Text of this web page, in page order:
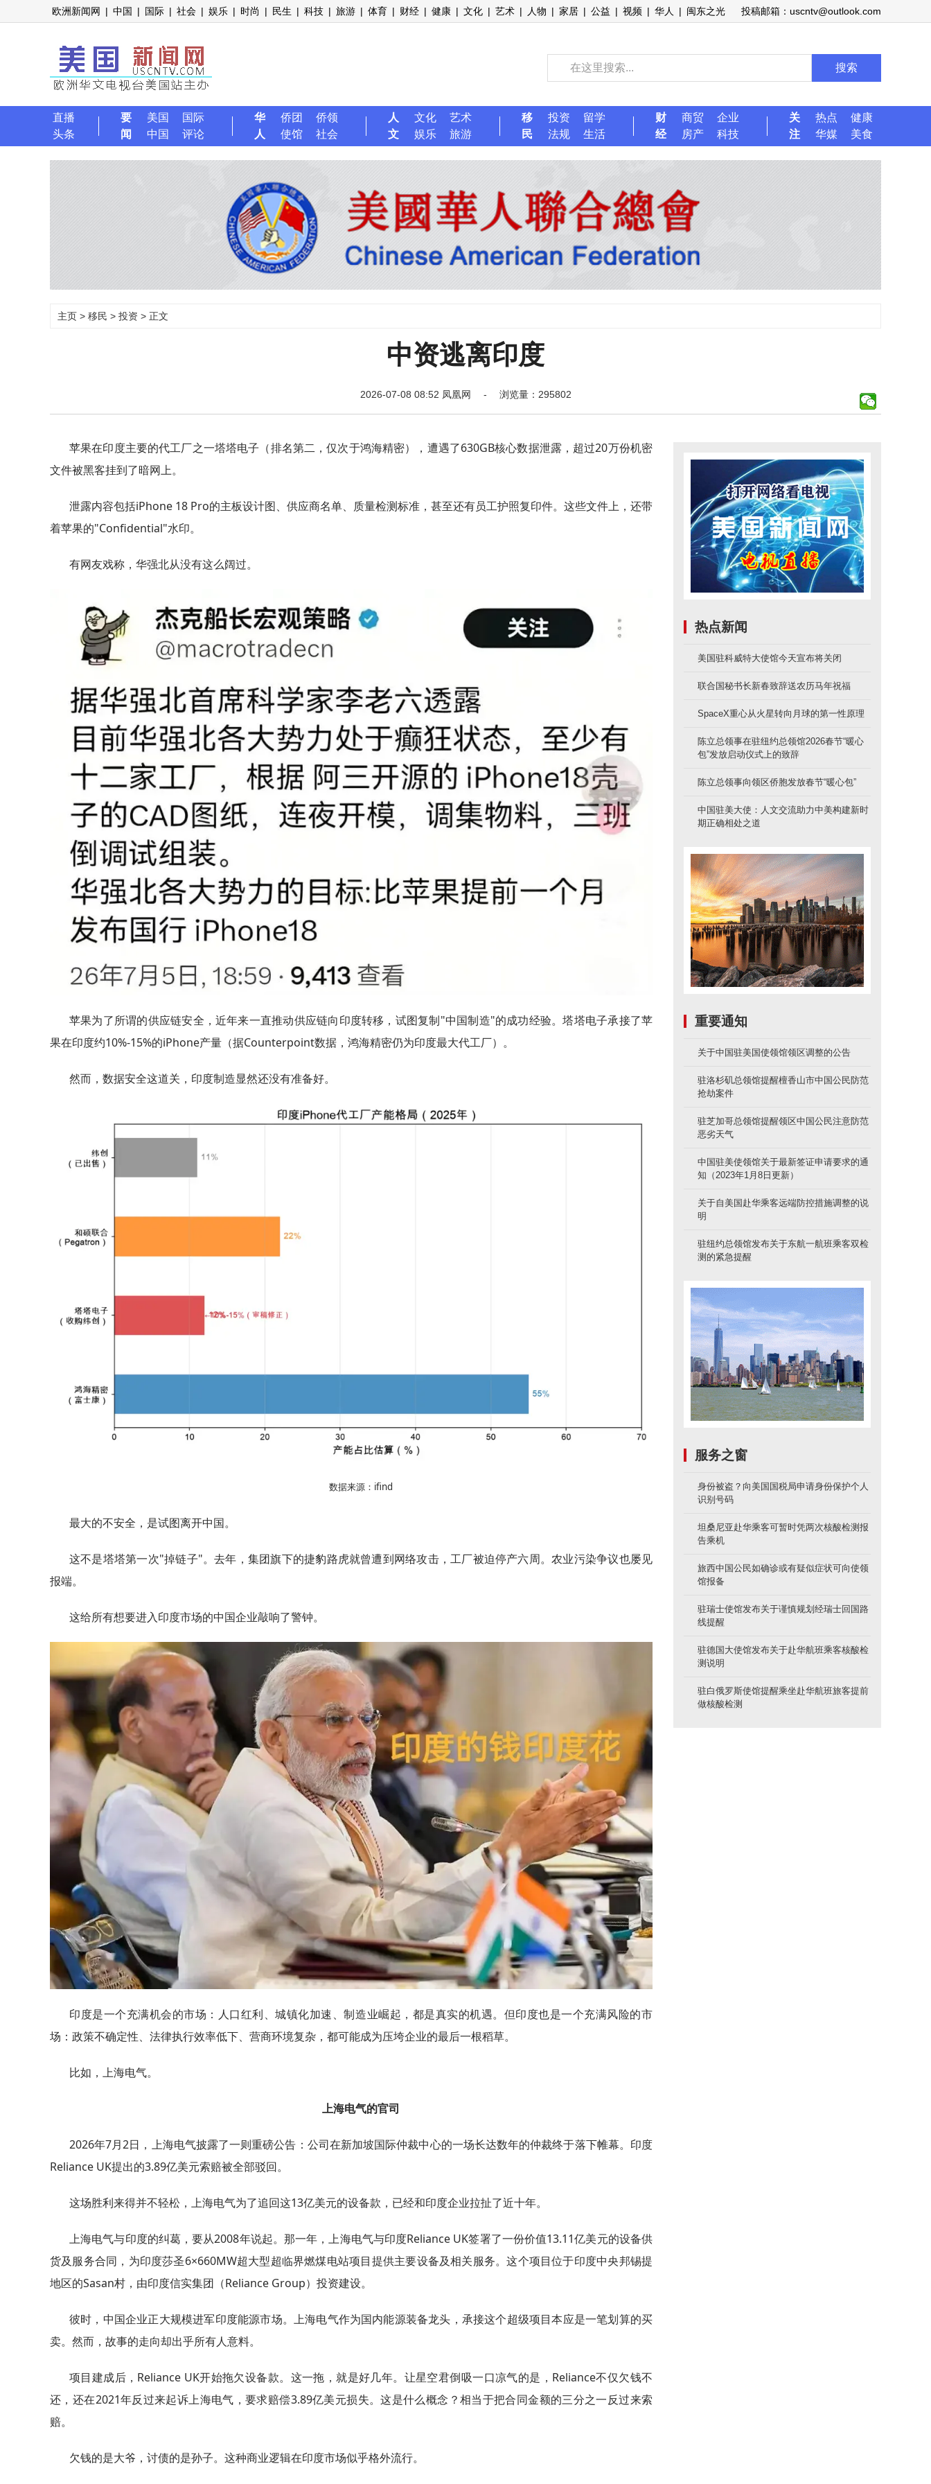
欧洲新闻网 | 中国 | 国际 | 社会 | 娱乐 | 时尚 | 民生 | 科技 | 旅游 | 体育 | 财经 | 健康 | 文化 | 艺术 | 人物 | 家居 | 公益 | 视频 | 华人 | 闽东之光 投稿邮箱：uscntv@outlook.com
搜索
直播
头条
要
闻
美国
国际
中国
评论
华
人
侨团
侨领
使馆
社会
人
文
文化
艺术
娱乐
旅游
移
民
投资
留学
法规
生活
财
经
商贸
企业
房产
科技
关
注
热点
健康
华媒
美食
主页 > 移民 > 投资 > 正文
中资逃离印度
2026-07-08 08:52 凤凰网 - 浏览量：295802
苹果在印度主要的代工厂之一塔塔电子（排名第二，仅次于鸿海精密），遭遇了630GB核心数据泄露，超过20万份机密
文件被黑客挂到了暗网上。
泄露内容包括iPhone 18 Pro的主板设计图、供应商名单、质量检测标准，甚至还有员工护照复印件。这些文件上，还带
着苹果的"Confidential"水印。
有网友戏称，华强北从没有这么阔过。
苹果为了所谓的供应链安全，近年来一直推动供应链向印度转移，试图复制"中国制造"的成功经验。塔塔电子承接了苹
果在印度约10%-15%的iPhone产量（据Counterpoint数据，鸿海精密仍为印度最大代工厂）。
然而，数据安全这道关，印度制造显然还没有准备好。
数据来源：ifind
最大的不安全，是试图离开中国。
这不是塔塔第一次"掉链子"。去年，集团旗下的捷豹路虎就曾遭到网络攻击，工厂被迫停产六周。农业污染争议也屡见
报端。
这给所有想要进入印度市场的中国企业敲响了警钟。
印度是一个充满机会的市场：人口红利、城镇化加速、制造业崛起，都是真实的机遇。但印度也是一个充满风险的市
场：政策不确定性、法律执行效率低下、营商环境复杂，都可能成为压垮企业的最后一根稻草。
比如，上海电气。
上海电气的官司
2026年7月2日，上海电气披露了一则重磅公告：公司在新加坡国际仲裁中心的一场长达数年的仲裁终于落下帷幕。印度
Reliance UK提出的3.89亿美元索赔被全部驳回。
这场胜利来得并不轻松，上海电气为了追回这13亿美元的设备款，已经和印度企业拉扯了近十年。
上海电气与印度的纠葛，要从2008年说起。那一年，上海电气与印度Reliance UK签署了一份价值13.11亿美元的设备供
货及服务合同，为印度莎圣6×660MW超大型超临界燃煤电站项目提供主要设备及相关服务。这个项目位于印度中央邦锡提
地区的Sasan村，由印度信实集团（Reliance Group）投资建设。
彼时，中国企业正大规模进军印度能源市场。上海电气作为国内能源装备龙头，承接这个超级项目本应是一笔划算的买
卖。然而，故事的走向却出乎所有人意料。
项目建成后，Reliance UK开始拖欠设备款。这一拖，就是好几年。让星空君倒吸一口凉气的是，Reliance不仅欠钱不
还，还在2021年反过来起诉上海电气，要求赔偿3.89亿美元损失。这是什么概念？相当于把合同金额的三分之一反过来索
赔。
欠钱的是大爷，讨债的是孙子。这种商业逻辑在印度市场似乎格外流行。
热点新闻
美国驻科威特大使馆今天宣布将关闭
联合国秘书长新春致辞送农历马年祝福
SpaceX重心从火星转向月球的第一性原理
陈立总领事在驻纽约总领馆2026春节“暖心
包”发放启动仪式上的致辞
陈立总领事向领区侨胞发放春节“暖心包”
中国驻美大使：人文交流助力中美构建新时
期正确相处之道
重要通知
关于中国驻美国使领馆领区调整的公告
驻洛杉矶总领馆提醒檀香山市中国公民防范
抢劫案件
驻芝加哥总领馆提醒领区中国公民注意防范
恶劣天气
中国驻美使领馆关于最新签证申请要求的通
知（2023年1月8日更新）
关于自美国赴华乘客远端防控措施调整的说
明
驻纽约总领馆发布关于东航一航班乘客双检
测的紧急提醒
服务之窗
身份被盗？向美国国税局申请身份保护个人
识别号码
坦桑尼亚赴华乘客可暂时凭两次核酸检测报
告乘机
旅西中国公民如确诊或有疑似症状可向使领
馆报备
驻瑞士使馆发布关于谨慎规划经瑞士回国路
线提醒
驻德国大使馆发布关于赴华航班乘客核酸检
测说明
驻白俄罗斯使馆提醒乘坐赴华航班旅客提前
做核酸检测